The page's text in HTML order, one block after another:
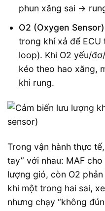
phun xăng sai →
O2 (Oxygen Sensor)
trong khí xả để
loop). Khi O2 yếu/
kéo theo hao xăng,
khi rung.
Trong vận hành thực
tay” với nhau: MAF cho
lượng gió, còn O2
khi một trong hai sai,
nhưng chạy “không